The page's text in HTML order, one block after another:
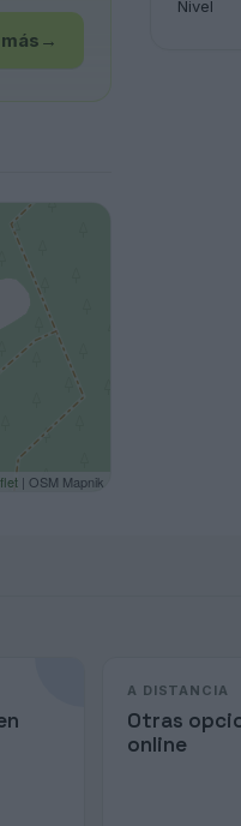
→
| OSM Mapnik
Nivel
A DISTANCIA
Otras
online